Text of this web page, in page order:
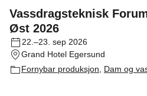
Vassdragsteknisk
Øst 2026
22.–23. sep 2026
Grand Hotel Egersund
Fornybar produksjon
Dam og